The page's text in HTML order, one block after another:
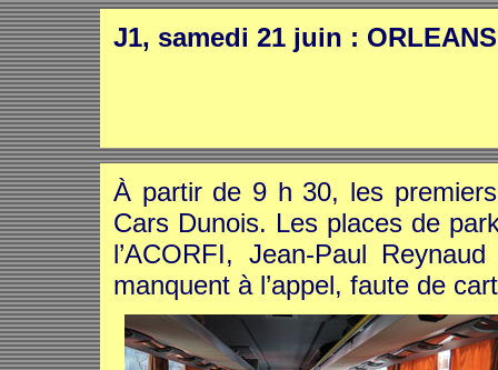
J1, samedi 21 juin :
À partir de 9 h 30, les
Cars Dunois. Les places de
l’ACORFI, Jean-Paul
manquent à l’appel, faute de